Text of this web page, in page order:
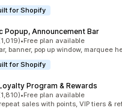
for Shopify
Popup, Announcement Bar
5 ดาวรีวิว
•Free plan available
banner, pop up window, marquee
for Shopify
Program & Rewards
5 ดาวรีวิว
•Free plan available
sales with points, VIP tiers &